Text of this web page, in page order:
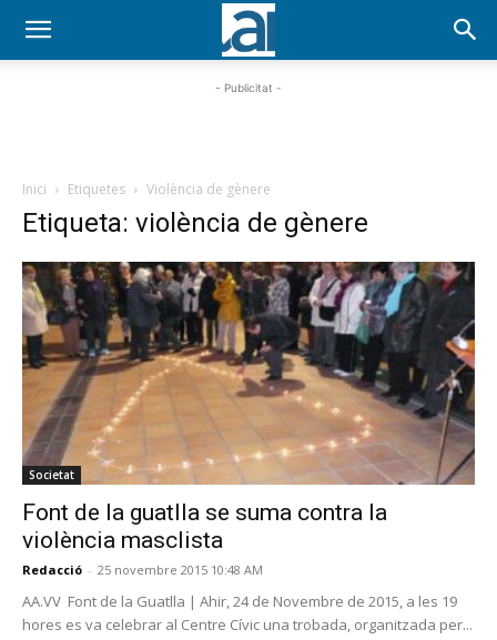
- Publicitat -
Inici Etiquetes Violència de gènere
Etiqueta: violència de gènere
Societat
Font de la guatlla se suma contra la
violència masclista
Redacció - 25 novembre 2015 10:48 AM
AA.VV Font de la Guatlla | Ahir, 24 de Novembre de 2015, a les 19
hores es va celebrar al Centre Cívic una trobada, organitzada per...